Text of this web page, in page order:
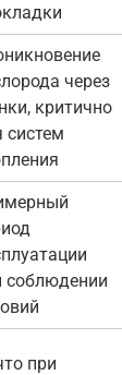
через
критично
систем
соблюдении
при